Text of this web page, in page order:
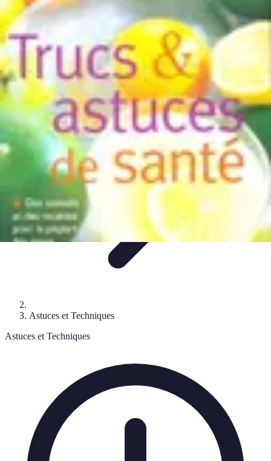
Astuces Rubik Cube
Astuces et Techniques
Techniques de SpeedcubingAstuces et
techniques
Techniques et Astuces
Astuces Rubik Cube
Astuces et Techniques
Astuces et Techniques